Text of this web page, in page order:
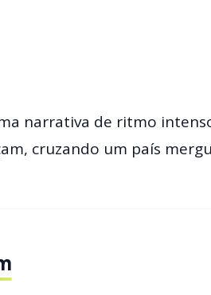
narrativa de ritmo
cruzando um país